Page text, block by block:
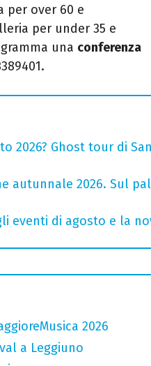
per over 60 e
per under 35 e
una conferenza
2026? Ghost tour di
autunnale 2026. Sul
eventi di agosto e la
2026
a Leggiuno